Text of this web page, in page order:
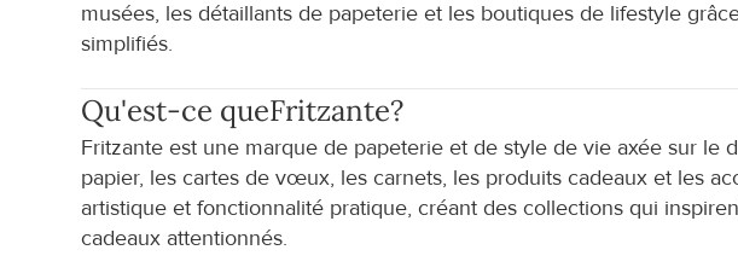
musées, les détaillants de papeterie et les boutiques de lifestyle
simplifiés.
Qu'est-ce queFritzante?
Fritzante est une marque de papeterie et de style de vie axée sur le
papier, les cartes de vœux, les carnets, les produits cadeaux et les
artistique et fonctionnalité pratique, créant des collections qui
cadeaux attentionnés.